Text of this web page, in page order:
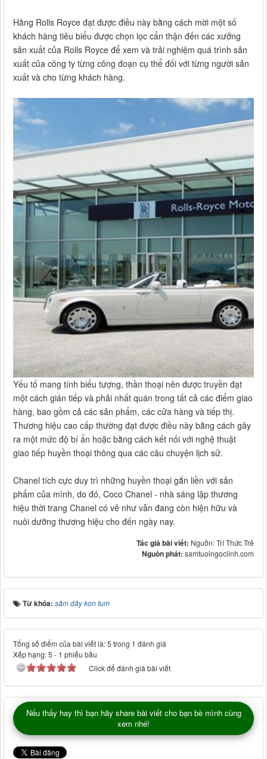
Hãng Rolls Royce đạt được điều này bằng cách mời một số
khách hàng tiêu biểu được chọn lọc cẩn thận đến các xưởng
sản xuất của Rolls Royce để xem và trải nghiệm quá trình sản
xuất của công ty từng công đoạn cụ thể đối với từng người sản
xuất và cho từng khách hàng.
Yếu tố mang tính biểu tượng, thần thoại nên được truyền đạt
một cách gián tiếp và phải nhất quán trong tất cả các điểm giao
hàng, bao gồm cả các sản phẩm, các cửa hàng và tiếp thị.
Thương hiệu cao cấp thường đạt được điều này bằng cách gây
ra một mức độ bí ẩn hoặc bằng cách kết nối với nghệ thuật
giao tiếp huyền thoại thông qua các câu chuyện lịch sử.
Chanel tích cực duy trì những huyền thoại gắn liền với sản
phẩm của mình, do đó, Coco Chanel - nhà sáng lập thương
hiệu thời trang Chanel có vẻ như vẫn đang còn hiện hữu và
nuôi dưỡng thương hiệu cho đến ngày nay.
Tác giả bài viết: Nguồn: Trí Thức Trẻ
Nguồn phát: samtuoingoclinh.com
Từ khóa: sâm dây kon tum
Tổng số điểm của bài viết là: 5 trong 1 đánh giá
Xếp hạng:5 - 1 phiếu bầu
Click để đánh giá bài viết
Nếu thấy hay thì bạn hãy share bài viết cho bạn bè mình cùng
xem nhé!